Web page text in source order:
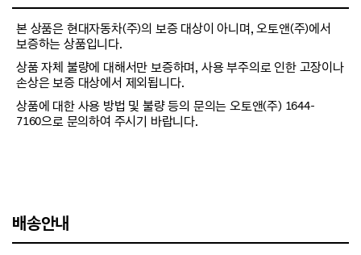
본 상품은 현대자동차(주)의 보증 대상이 아니며, 오토앤(주)에서
보증하는 상품입니다.
상품 자체 불량에 대해서만 보증하며, 사용 부주의로 인한 고장이나
손상은 보증 대상에서 제외됩니다.
상품에 대한 사용 방법 및 불량 등의 문의는 오토앤(주) 1644-
7160으로 문의하여 주시기 바랍니다.
배송안내